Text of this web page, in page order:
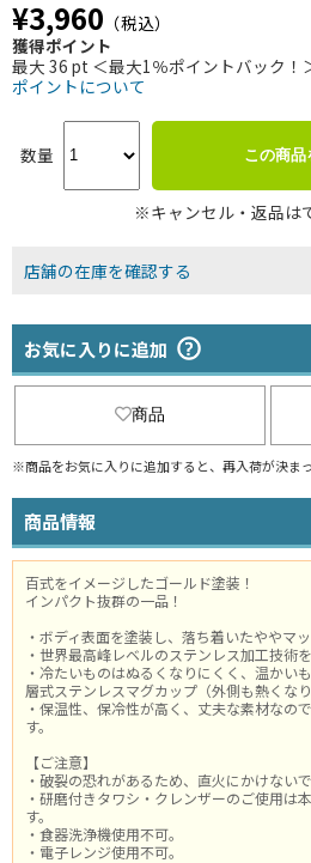
¥3,960 （税込）
獲得ポイント
最大 36 pt ＜最大1％ポイントバック！
ポイントについて
数量 この商品
※キャンセル・返品は
店舗の在庫を確認する
お気に入りに追加
商品
※商品をお気に入りに追加すると、再入荷が決ま
商品情報
百式をイメージしたゴールド塗装！
インパクト抜群の一品！
・ボディ表面を塗装し、落ち着いたややマ
・世界最高峰レベルのステンレス加工技術
・冷たいものはぬるくなりにくく、温かい
層式ステンレスマグカップ（外側も熱くなり
・保温性、保冷性が高く、丈夫な素材なの
す。
【ご注意】
・破裂の恐れがあるため、直火にかけないで
・研磨付きタワシ・クレンザーのご使用は
す。
・食器洗浄機使用不可。
・電子レンジ使用不可。